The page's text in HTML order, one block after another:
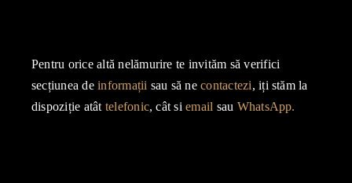
Pentru orice altă nelămurire te invităm să verifici
secțiunea deinformații sau să necontactezi, iți stăm la
dispoziție atât telefonic, cât siemail sau WhatsApp.